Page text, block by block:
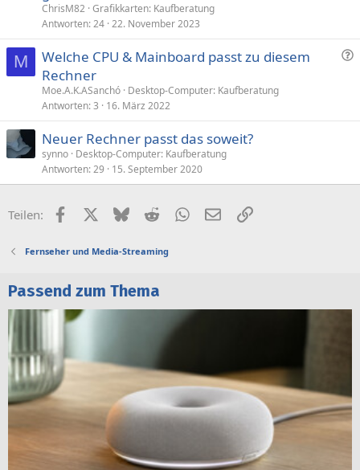
ChrisM82 Grafikkarten: Kaufberatung
Antworten 24 22. November 2023
M
F
e
Welche CPU & Mainboard passt zu diesem
Rechner
Moe.A.K.ASanchó Desktop-Computer: Kaufberatung
Antworten 3 16. März 2022
Neuer Rechner passt das soweit?
synno Desktop-Computer: Kaufberatung
Antworten 29 15. September 2020
Teilen: FacebookX (Twitter)
BlueskyRedditWhatsApp
E-MailLink
Fernseher und Media-Streaming
Passend zum Thema